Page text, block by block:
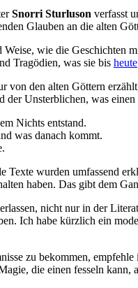
Snorri Sturluson verfasst
Glauben an die alten
wie die
Tragödien, was sie bis heute
von den alten Göttern
der Unsterblichen, was
Nichts entstand.
was danach kommt.
wurden umfassend
haben. Das gibt dem
nicht nur in der
Ich habe kürzlich ein
zu bekommen,
die einen fesseln